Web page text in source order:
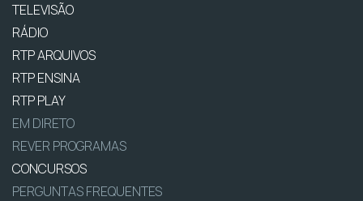
TELEVISÃO
RÁDIO
RTP ARQUIVOS
RTP ENSINA
RTP PLAY
EM DIRETO
REVER PROGRAMAS
CONCURSOS
PERGUNTAS FREQUENTES